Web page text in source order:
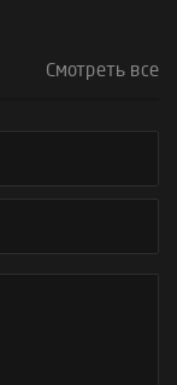
Смотреть все